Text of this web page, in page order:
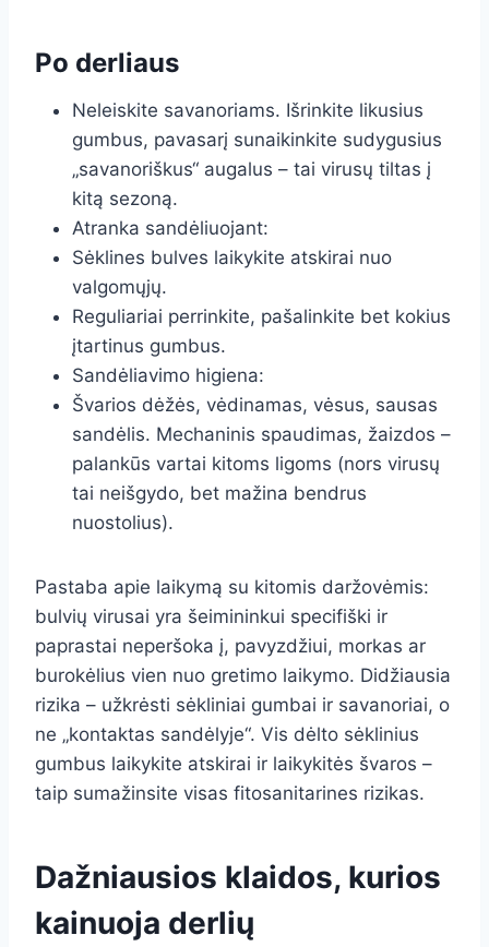
Po derliaus
Neleiskite savanoriams. Išrinkite likusius
gumbus, pavasarį sunaikinkite sudygusius
„savanoriškus“ augalus – tai virusų tiltas į
kitą sezoną.
Atranka sandėliuojant:
Sėklines bulves laikykite atskirai nuo
valgomųjų.
Reguliariai perrinkite, pašalinkite bet kokius
įtartinus gumbus.
Sandėliavimo higiena:
Švarios dėžės, vėdinamas, vėsus, sausas
sandėlis. Mechaninis spaudimas, žaizdos –
palankūs vartai kitoms ligoms (nors virusų
tai neišgydo, bet mažina bendrus
nuostolius).
Pastaba apie laikymą su kitomis daržovėmis:
bulvių virusai yra šeimininkui specifiški ir
paprastai neperšoka į, pavyzdžiui, morkas ar
burokėlius vien nuo gretimo laikymo. Didžiausia
rizika – užkrėsti sėkliniai gumbai ir savanoriai, o
ne „kontaktas sandėlyje“. Vis dėlto sėklinius
gumbus laikykite atskirai ir laikykitės švaros –
taip sumažinsite visas fitosanitarines rizikas.
Dažniausios klaidos, kurios
kainuoja derlių